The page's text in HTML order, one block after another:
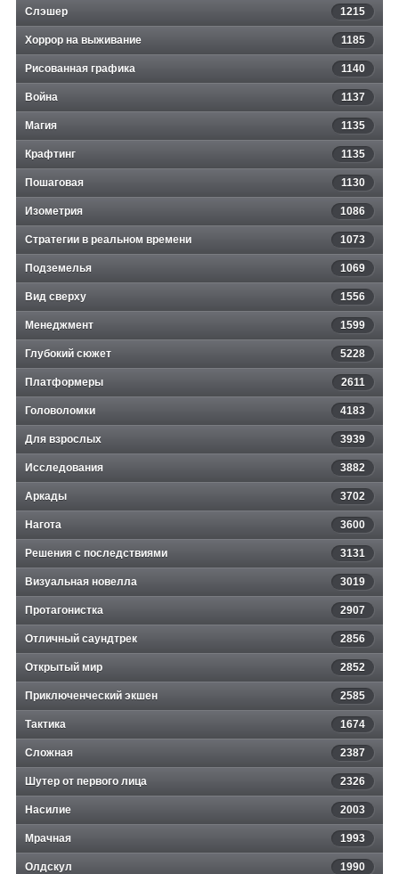
Слэшер 1215
Хоррор на выживание 1185
Рисованная графика 1140
Война 1137
Магия 1135
Крафтинг 1135
Пошаговая 1130
Изометрия 1086
Стратегии в реальном времени 1073
Подземелья 1069
Вид сверху 1556
Менеджмент 1599
Глубокий сюжет 5228
Платформеры 2611
Головоломки 4183
Для взрослых 3939
Исследования 3882
Аркады 3702
Нагота 3600
Решения с последствиями 3131
Визуальная новелла 3019
Протагонистка 2907
Отличный саундтрек 2856
Открытый мир 2852
Приключенческий экшен 2585
Тактика 1674
Сложная 2387
Шутер от первого лица 2326
Насилие 2003
Мрачная 1993
Олдскул 1990